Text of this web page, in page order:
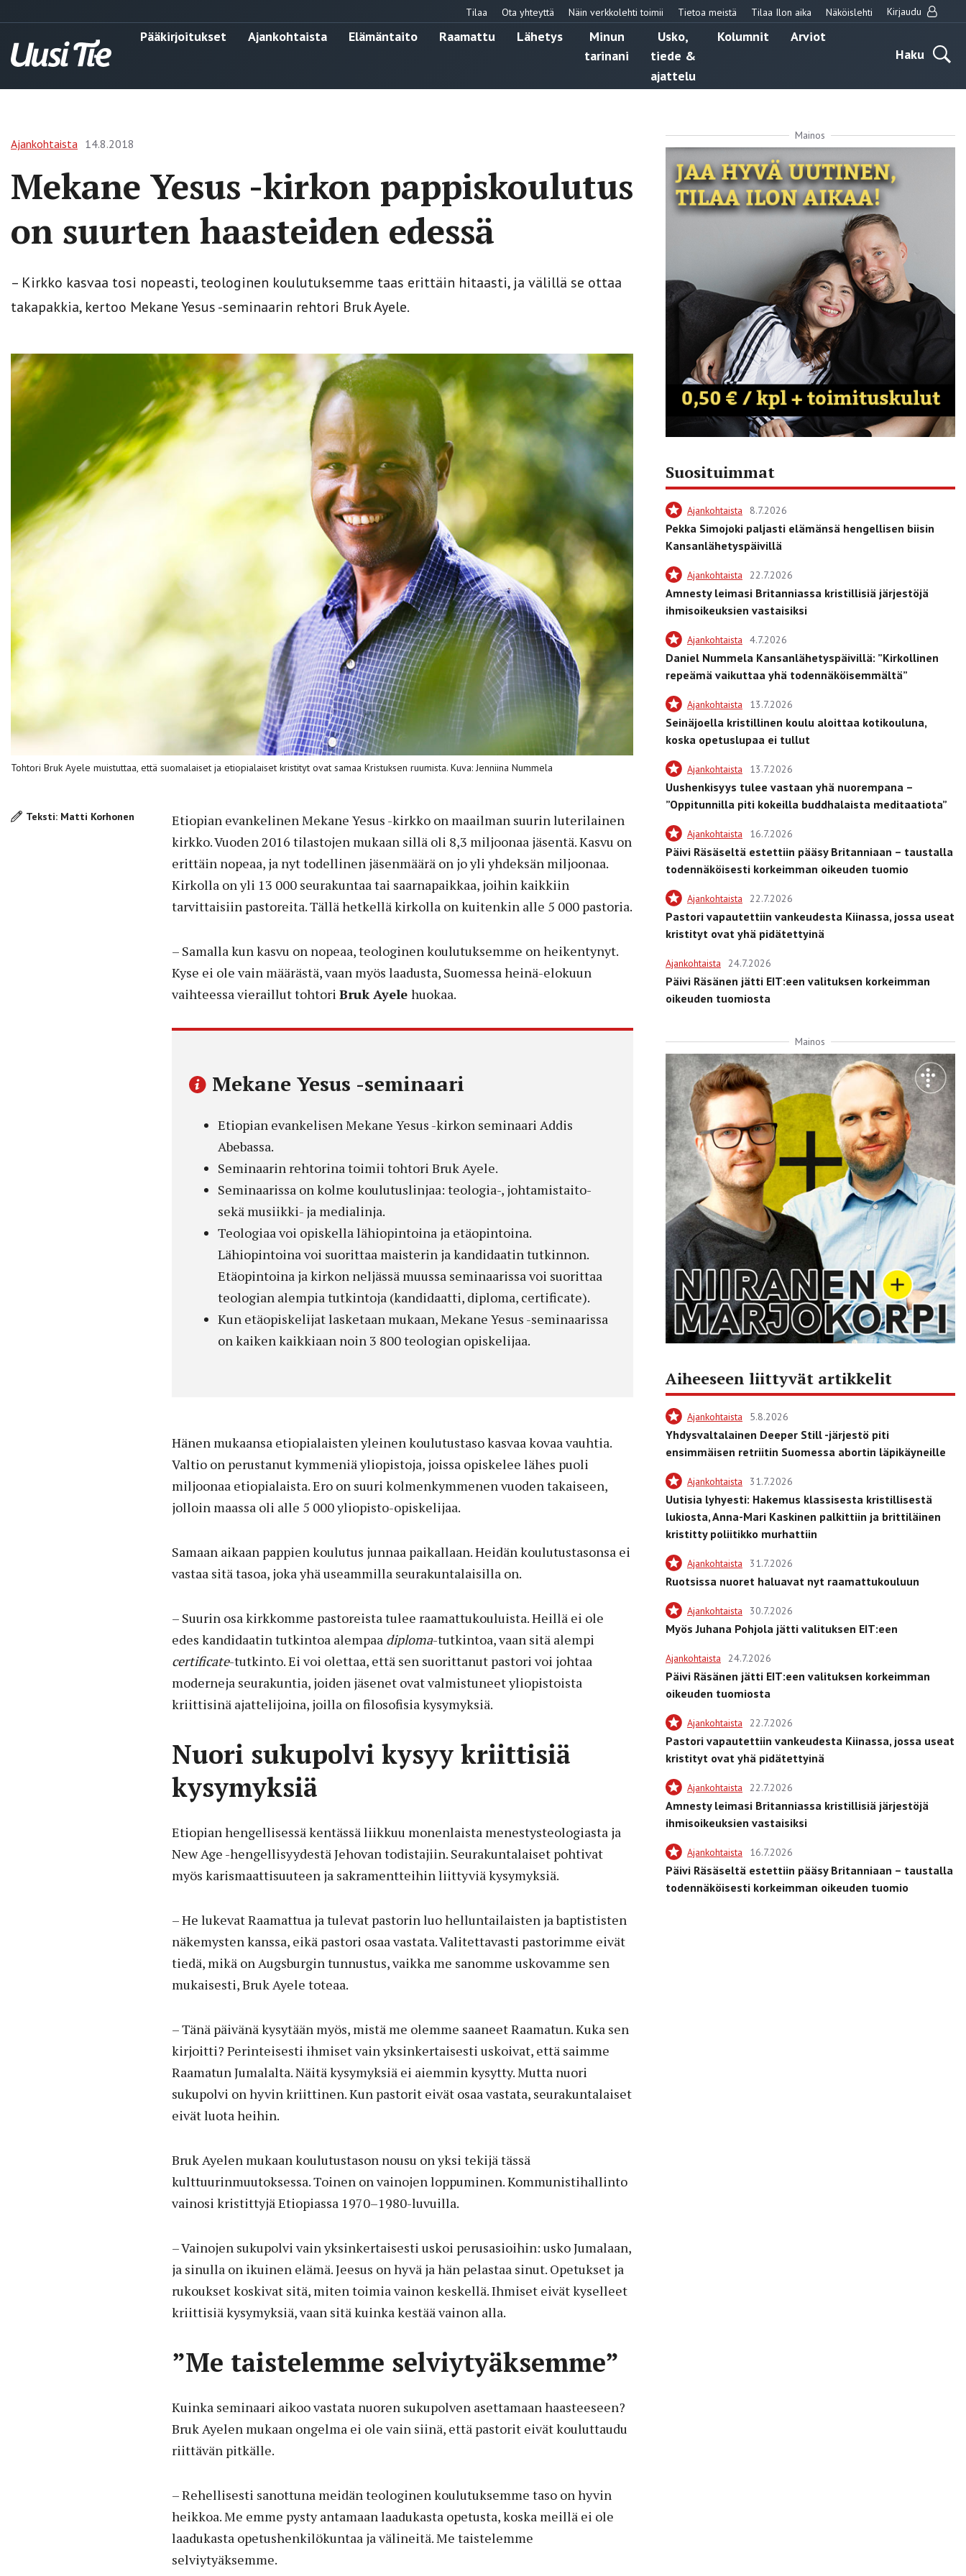
Tilaa Ota yhteyttä Näin verkkolehti toimii Tietoa meistä Tilaa Ilon aika Näköislehti Kirjaudu
Pääkirjoitukset Ajankohtaista Elämäntaito Raamattu Lähetys
Minun
tarinani
Usko,
tiede &
ajattelu
Kolumnit
Arviot
Haku
Ajankohtaista 14.8.2018
Mekane Yesus -kirkon pappiskoulutus
on suurten haasteiden edessä
– Kirkko kasvaa tosi nopeasti, teologinen koulutuksemme taas erittäin hitaasti, ja välillä se ottaa
takapakkia, kertoo Mekane Yesus -seminaarin rehtori Bruk Ayele.
Tohtori Bruk Ayele muistuttaa, että suomalaiset ja etiopialaiset kristityt ovat samaa Kristuksen ruumista. Kuva: Jenniina Nummela
Teksti: Matti Korhonen
Etiopian evankelinen Mekane Yesus -kirkko on maailman suurin luterilainen
kirkko. Vuoden 2016 tilastojen mukaan sillä oli 8,3 miljoonaa jäsentä. Kasvu on
erittäin nopeaa, ja nyt todellinen jäsenmäärä on jo yli yhdeksän miljoonaa.
Kirkolla on yli 13 000 seurakuntaa tai saarnapaikkaa, joihin kaikkiin
tarvittaisiin pastoreita. Tällä hetkellä kirkolla on kuitenkin alle 5 000 pastoria.
– Samalla kun kasvu on nopeaa, teologinen koulutuksemme on heikentynyt.
Kyse ei ole vain määrästä, vaan myös laadusta, Suomessa heinä-elokuun
vaihteessa vieraillut tohtori Bruk Ayele huokaa.
Mekane Yesus -seminaari
Etiopian evankelisen Mekane Yesus -kirkon seminaari Addis
Abebassa.
Seminaarin rehtorina toimii tohtori Bruk Ayele.
Seminaarissa on kolme koulutuslinjaa: teologia-, johtamistaito-
sekä musiikki- ja medialinja.
Teologiaa voi opiskella lähiopintoina ja etäopintoina.
Lähiopintoina voi suorittaa maisterin ja kandidaatin tutkinnon.
Etäopintoina ja kirkon neljässä muussa seminaarissa voi suorittaa
teologian alempia tutkintoja (kandidaatti, diploma, certificate).
Kun etäopiskelijat lasketaan mukaan, Mekane Yesus -seminaarissa
on kaiken kaikkiaan noin 3 800 teologian opiskelijaa.
Hänen mukaansa etiopialaisten yleinen koulutustaso kasvaa kovaa vauhtia.
Valtio on perustanut kymmeniä yliopistoja, joissa opiskelee lähes puoli
miljoonaa etiopialaista. Ero on suuri kolmenkymmenen vuoden takaiseen,
jolloin maassa oli alle 5 000 yliopisto-opiskelijaa.
Samaan aikaan pappien koulutus junnaa paikallaan. Heidän koulutustasonsa ei
vastaa sitä tasoa, joka yhä useam­milla seurakuntalaisilla on.
– Suurin osa kirkkomme pastoreista tulee raamattukouluista. Heillä ei ole
edes kandidaatin tutkintoa alempaa diploma-tutkintoa, vaan sitä alempi
certificate-tutkinto. Ei voi olettaa, että sen suorittanut pastori voi johtaa
moderneja seurakuntia, joiden jäsenet ovat valmistuneet yliopistoista
kriittisinä ajattelijoina, joilla on filosofisia kysymyksiä.
Nuori sukupolvi kysyy kriittisiä
kysymyksiä
Etiopian hengellisessä kentässä liikkuu monenlaista menestysteologiasta ja
New Age -hengellisyydestä Jehovan todistajiin. Seurakuntalaiset pohtivat
myös karismaattisuuteen ja sakramentteihin liittyviä kysymyksiä.
– He lukevat Raamattua ja tulevat pastorin luo helluntailaisten ja baptististen
näkemysten kanssa, eikä pastori osaa vastata. Valitettavasti pastorimme eivät
tiedä, mikä on Augsburgin tunnustus, vaikka me sanomme uskovamme sen
mukaisesti, Bruk Ayele toteaa.
– Tänä päivänä kysytään myös, mistä me olemme saaneet Raamatun. Kuka sen
kirjoitti? Perinteisesti ihmiset vain yksinkertaisesti uskoivat, että saimme
Raamatun Jumalalta. Näitä kysymyksiä ei aiemmin kysytty. Mutta nuori
sukupolvi on hyvin kriittinen. Kun pastorit eivät osaa vastata, seurakuntalaiset
eivät luota heihin.
Bruk Ayelen mukaan koulutustason nousu on yksi tekijä tässä
kulttuurinmuutoksessa. Toinen on vainojen loppuminen. Kommunistihallinto
vainosi kristittyjä Etiopiassa 1970–1980-luvuilla.
– Vainojen sukupolvi vain yksinkertaisesti uskoi perusasioihin: usko Jumalaan,
ja sinulla on ikuinen elämä. Jeesus on hyvä ja hän pelastaa sinut. Opetukset ja
rukoukset koskivat sitä, miten toimia vainon keskellä. Ihmiset eivät kyselleet
kriittisiä kysymyksiä, vaan sitä kuinka kestää vainon alla.
”Me taistelemme selviytyäksemme”
Kuinka seminaari aikoo vastata nuoren sukupolven asettamaan haasteeseen?
Bruk Ayelen mukaan ongelma ei ole vain siinä, että pastorit eivät kouluttaudu
riittävän pitkälle.
– Rehellisesti sanottuna meidän teologinen koulutuksemme taso on hyvin
heikkoa. Me emme pysty antamaan laadukasta opetusta, koska meillä ei ole
laadukasta opetushenkilökuntaa ja välineitä. Me taistelemme
selviytyäksemme.
Mainos
Suosituimmat
Ajankohtaista 8.7.2026
Pekka Simojoki paljasti elämänsä hengellisen biisin
Kansanlähetyspäivillä
Ajankohtaista 22.7.2026
Amnesty leimasi Britanniassa kristillisiä järjestöjä
ihmisoikeuksien vastaisiksi
Ajankohtaista 4.7.2026
Daniel Nummela Kansanlähetyspäivillä: ”Kirkollinen
repeämä vaikuttaa yhä todennäköisemmältä”
Ajankohtaista 13.7.2026
Seinäjoella kristillinen koulu aloittaa kotikouluna,
koska opetuslupaa ei tullut
Ajankohtaista 13.7.2026
Uushenkisyys tulee vastaan yhä nuorempana –
”Oppitunnilla piti kokeilla buddhalaista meditaatiota”
Ajankohtaista 16.7.2026
Päivi Räsäseltä estettiin pääsy Britanniaan – taustalla
todennäköisesti korkeimman oikeuden tuomio
Ajankohtaista 22.7.2026
Pastori vapautettiin vankeudesta Kiinassa, jossa useat
kristityt ovat yhä pidätettyinä
Ajankohtaista 24.7.2026
Päivi Räsänen jätti EIT:een valituksen korkeimman
oikeuden tuomiosta
Mainos
Aiheeseen liittyvät artikkelit
Ajankohtaista 5.8.2026
Yhdysvaltalainen Deeper Still -järjestö piti
ensimmäisen retriitin Suomessa abortin läpikäyneille
Ajankohtaista 31.7.2026
Uutisia lyhyesti: Hakemus klassisesta kristillisestä
lukiosta, Anna-Mari Kaskinen palkittiin ja brittiläinen
kristitty poliitikko murhattiin
Ajankohtaista 31.7.2026
Ruotsissa nuoret haluavat nyt raamattukouluun
Ajankohtaista 30.7.2026
Myös Juhana Pohjola jätti valituksen EIT:een
Ajankohtaista 24.7.2026
Päivi Räsänen jätti EIT:een valituksen korkeimman
oikeuden tuomiosta
Ajankohtaista 22.7.2026
Pastori vapautettiin vankeudesta Kiinassa, jossa useat
kristityt ovat yhä pidätettyinä
Ajankohtaista 22.7.2026
Amnesty leimasi Britanniassa kristillisiä järjestöjä
ihmisoikeuksien vastaisiksi
Ajankohtaista 16.7.2026
Päivi Räsäseltä estettiin pääsy Britanniaan – taustalla
todennäköisesti korkeimman oikeuden tuomio